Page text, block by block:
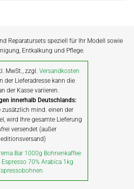
Reparatursets speziell für Ihr Modell sowie
Entkalkung und Pflege.
MwSt., zzgl.Versandkosten
der Lieferadresse kann die
der Kasse variieren.
innerhalb Deutschlands:
zusätzlich mind. einen der
wird Ihre gesamte Lieferung
versendet (außer
Bar 1000g Bohnenkaffee
Espresso 70% Arabica 1kg